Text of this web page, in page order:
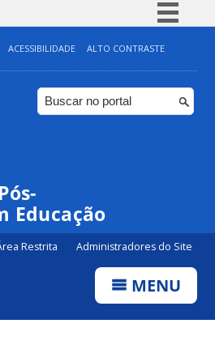
Simplifique!
Comunica BR
Participe
ACESSIBILIDADE
ALTO CONTRASTE
Educação
Restrita Administradores do Site
MENU